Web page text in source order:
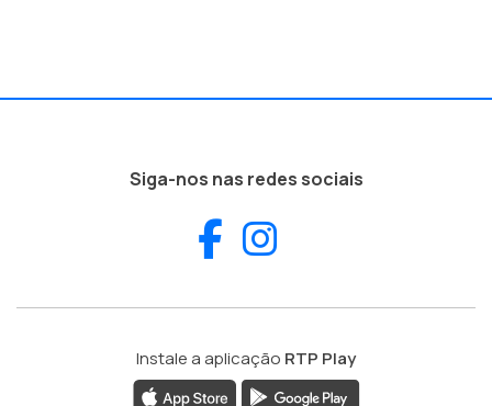
Siga-nos nas redes sociais
Facebook
Instale a aplicação RTP Play